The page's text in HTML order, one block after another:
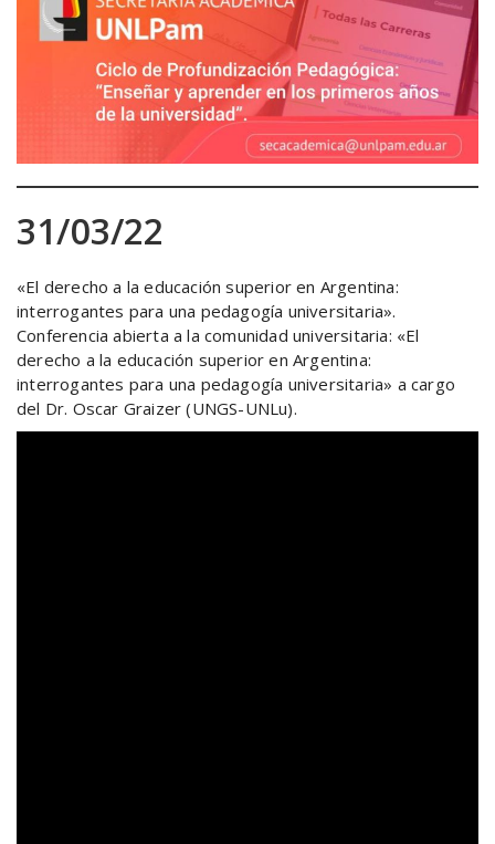
31/03/22
«El derecho a la educación superior en Argentina:
interrogantes para una pedagogía universitaria».
Conferencia abierta a la comunidad universitaria: «El
derecho a la educación superior en Argentina:
interrogantes para una pedagogía universitaria» a cargo
del Dr. Oscar Graizer (UNGS-UNLu).